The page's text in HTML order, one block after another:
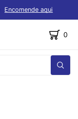
Encomende aqui
0